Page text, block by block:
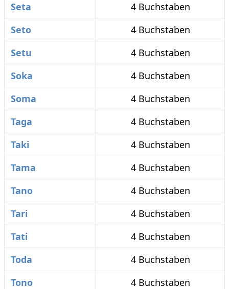
Seta
4 Buchstaben
Seto
4 Buchstaben
Setu
4 Buchstaben
Soka
4 Buchstaben
Soma
4 Buchstaben
Taga
4 Buchstaben
Taki
4 Buchstaben
Tama
4 Buchstaben
Tano
4 Buchstaben
Tari
4 Buchstaben
Tati
4 Buchstaben
Toda
4 Buchstaben
Tono
4 Buchstaben